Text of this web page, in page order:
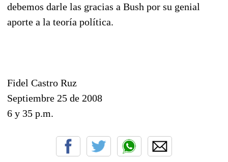
debemos darle las gracias a Bush por su genial
aporte a la teoría política.
Fidel Castro Ruz
Septiembre 25 de 2008
6 y 35 p.m.